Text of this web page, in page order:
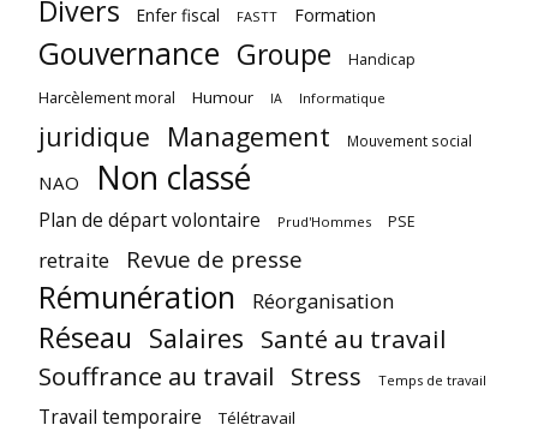
Divers Enfer fiscal FASTT Formation
Gouvernance Groupe Handicap
Harcèlement moral Humour IA Informatique
juridique Management Mouvement social
NAO Non classé
Plan de départ volontaire Prud'Hommes PSE
retraite Revue de presse
Rémunération Réorganisation
Réseau Salaires Santé au travail
Souffrance au travail Stress Temps de travail
Travail temporaire Télétravail